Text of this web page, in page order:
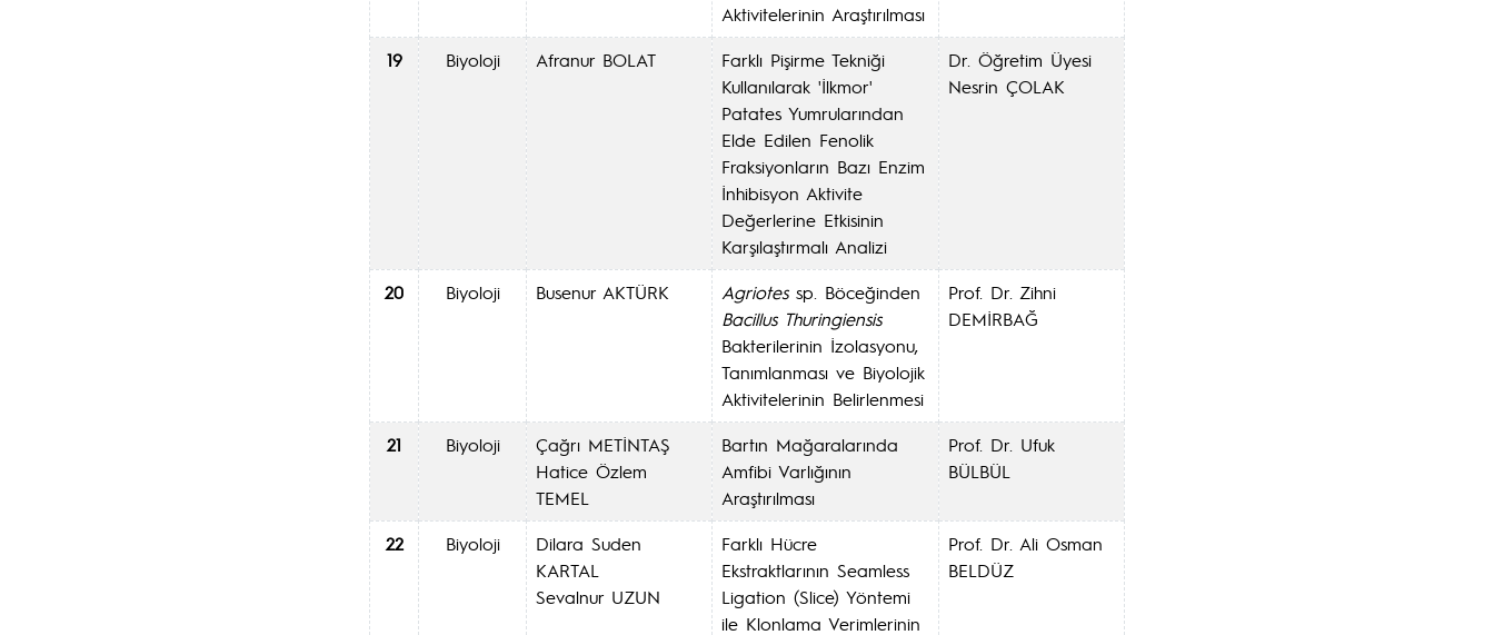
Aktivitelerinin Araştırılması
19 Biyoloji Afranur BOLAT
Farklı Pişirme Tekniği
Kullanılarak 'İlkmor'
Patates Yumrularından
Elde Edilen Fenolik
Fraksiyonların Bazı Enzim
İnhibisyon Aktivite
Değerlerine Etkisinin
Karşılaştırmalı Analizi
Dr. Öğretim Üyesi
Nesrin ÇOLAK
20 Biyoloji Busenur AKTÜRK Agriotessp. Böceğinden
Bacillus Thuringiensis
Bakterilerinin İzolasyonu,
Tanımlanması ve Biyolojik
Aktivitelerinin Belirlenmesi
Prof. Dr. Zihni
DEMİRBAĞ
21 Biyoloji
Çağrı METİNTAŞ
Hatice Özlem
TEMEL
Bartın Mağaralarında
Amfibi Varlığının
Araştırılması
Prof. Dr. Ufuk
BÜLBÜL
22 Biyoloji
Dilara Suden
KARTAL
Sevalnur UZUN
Farklı Hücre
Ekstraktlarının Seamless
Ligation (Slice) Yöntemi
ile Klonlama Verimlerinin
Prof. Dr. Ali Osman
BELDÜZ